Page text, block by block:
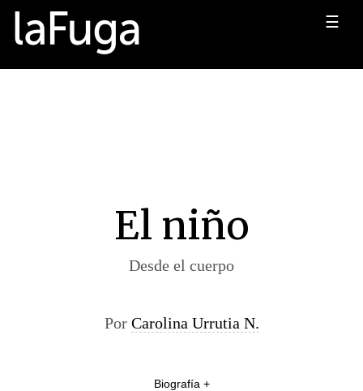
☰
El niño
Desde el cuerpo
Por Carolina Urrutia N.
Biografía +